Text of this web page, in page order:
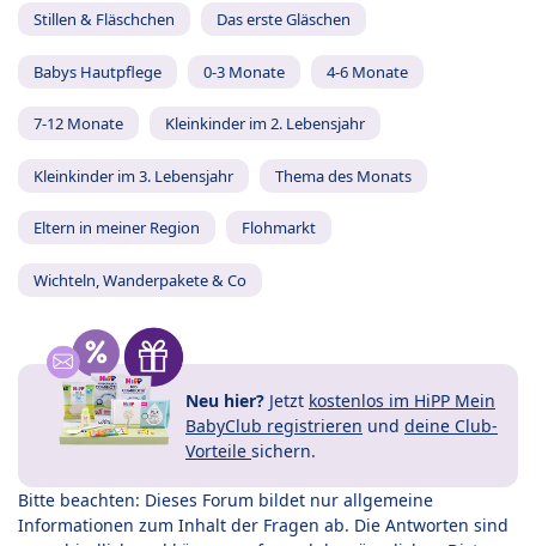
Stillen & Fläschchen Das erste Gläschen
Babys Hautpflege 0-3 Monate 4-6 Monate
7-12 Monate Kleinkinder im 2. Lebensjahr
Kleinkinder im 3. Lebensjahr Thema des Monats
Eltern in meiner Region Flohmarkt
Wichteln, Wanderpakete & Co
Neu hier? Jetzt kostenlos im HiPP Mein
BabyClub registrieren und deine Club-
Vorteile sichern.
Bitte beachten: Dieses Forum bildet nur allgemeine
Informationen zum Inhalt der Fragen ab. Die Antworten sind